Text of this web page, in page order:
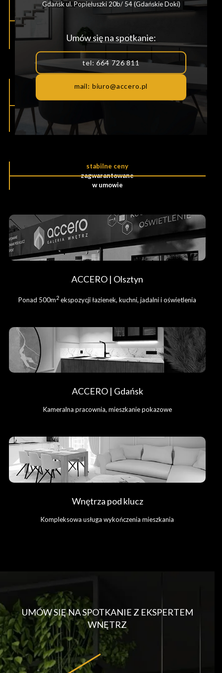
stolarskie
indywidualne
krótkie terminy
realizacji
stabilne ceny
zagwarantowane
w umowie
ACCERO | Olsztyn
Ponad 500m2ekspozycji łazienek, kuchni, jadalni i oświetlenia
ACCERO | Gdańsk
Kameralna pracownia, mieszkanie pokazowe
Wnętrza pod klucz
Kompleksowa usługa wykończenia mieszkania
UMÓW SIĘ NA SPOTKANIE Z EKSPERTEM
WNĘTRZ
Gdańsk ul. Popiełuszki 20b/ 54 (Gdańskie Doki)
Umów się na spotkanie:
tel: 664 726 811
mail: biuro@accero.pl